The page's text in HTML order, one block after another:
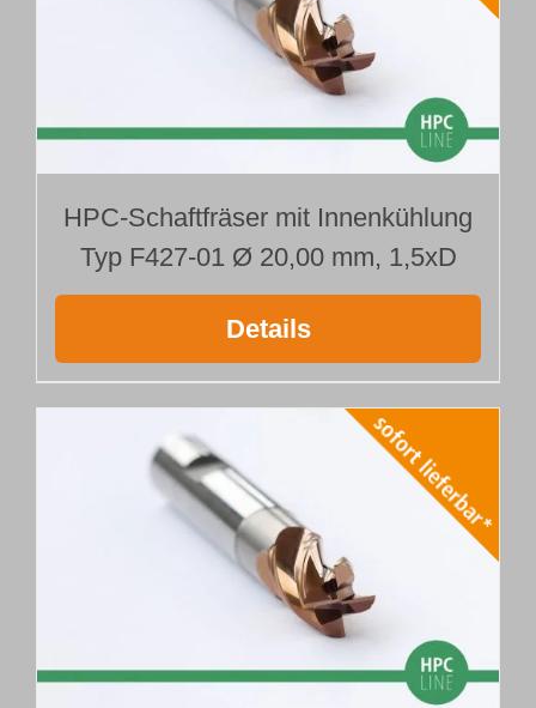
HPC-Schaftfräser mit Innenkühlung
Typ F427-01 Ø 20,00 mm, 1,5xD
Details